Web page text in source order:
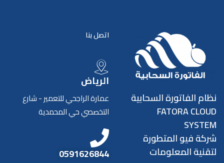
نظام الفاتورة السحابية
FATORA CLOUD
SYSTEM
شركة فيو المتطورة
لتقنية المعلومات
اتصل بنا
الرياض
عمارة الراجحي للتعمير - شارع
التخصصي حي المحمدية
0591626844